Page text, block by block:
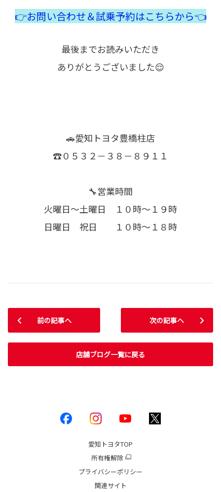
👉お問い合わせ＆試乗予約はこちらから👈
最後までお読みいただき
ありがとうございました😌
🚗愛知トヨタ豊橋柱店
☎０５３２－３８－８９１１
🔧営業時間
火曜日～土曜日 １０時～１９時
日曜日 祝日 １０時～１８時​​​​​​​
前の記事へ
店舗ブログ一覧に戻る
次の記事へ
愛知トヨタTOP
所有権解除
プライバシーポリシー
関連サイト